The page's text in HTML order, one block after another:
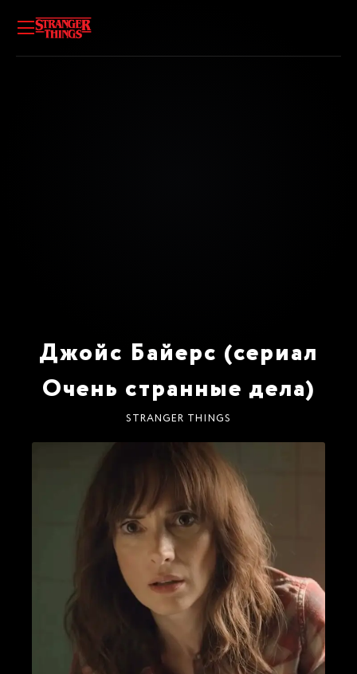
Джойс Байерс (сериал
Очень странные дела)
STRANGER THINGS